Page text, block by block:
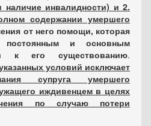
инвалидности) и 2.
содержании умершего
от него помощи, которая
и основным
к его существованию.
условий исключает
супруга умершего
иждивенцем в целях
по случаю потери